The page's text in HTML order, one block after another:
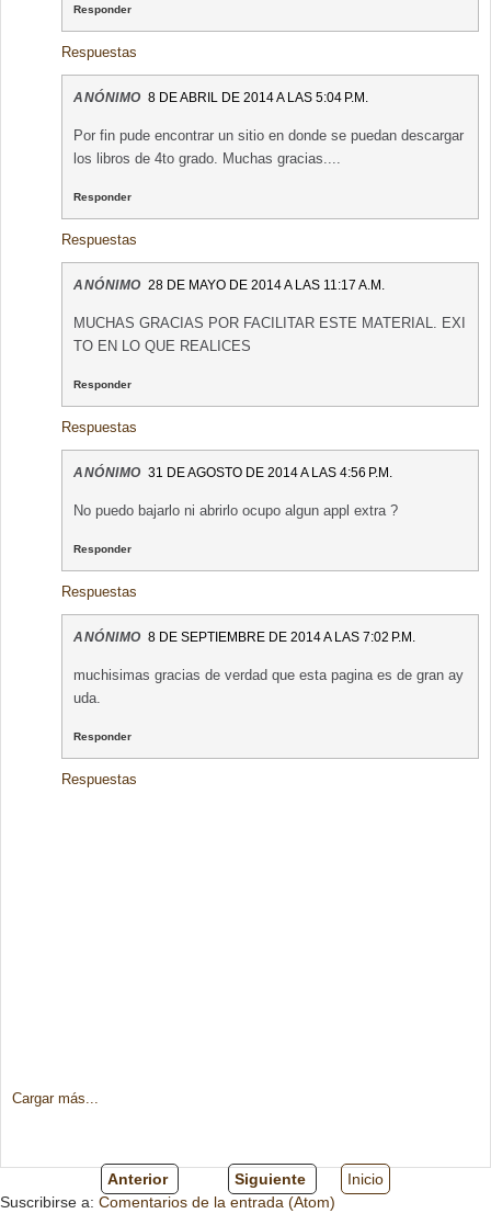
Responder
Respuestas
ANÓNIMO 8 DE ABRIL DE 2014 A LAS 5:04 P.M.
Por fin pude encontrar un sitio en donde se puedan descargar
los libros de 4to grado. Muchas gracias....
Responder
Respuestas
ANÓNIMO 28 DE MAYO DE 2014 A LAS 11:17 A.M.
MUCHAS GRACIAS POR FACILITAR ESTE MATERIAL. EXI
TO EN LO QUE REALICES
Responder
Respuestas
ANÓNIMO 31 DE AGOSTO DE 2014 A LAS 4:56 P.M.
No puedo bajarlo ni abrirlo ocupo algun appl extra ?
Responder
Respuestas
ANÓNIMO 8 DE SEPTIEMBRE DE 2014 A LAS 7:02 P.M.
muchisimas gracias de verdad que esta pagina es de gran ay
uda.
Responder
Respuestas
Cargar más...
Anterior Siguiente
Inicio
Suscribirse a: Comentarios de la entrada (Atom)